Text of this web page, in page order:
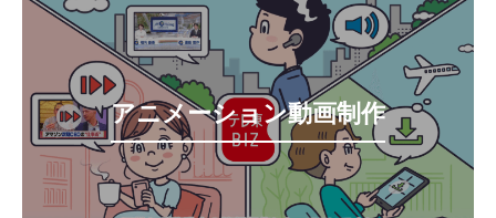
アニメーション動画制作